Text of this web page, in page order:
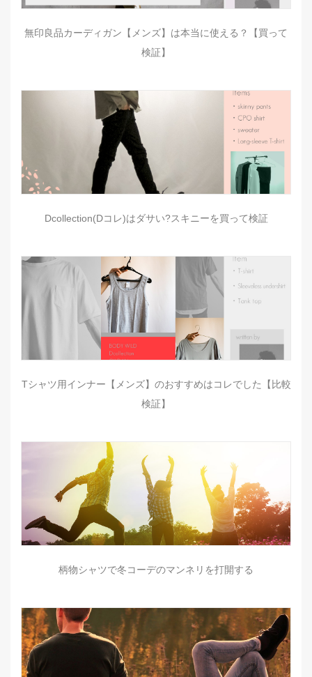
無印良品カーディガン【メンズ】は本当に使える？【買って
検証】
Dcollection(Dコレ)はダサい?スキニーを買って検証
Tシャツ用インナー【メンズ】のおすすめはコレでした【比較
検証】
柄物シャツで冬コーデのマンネリを打開する